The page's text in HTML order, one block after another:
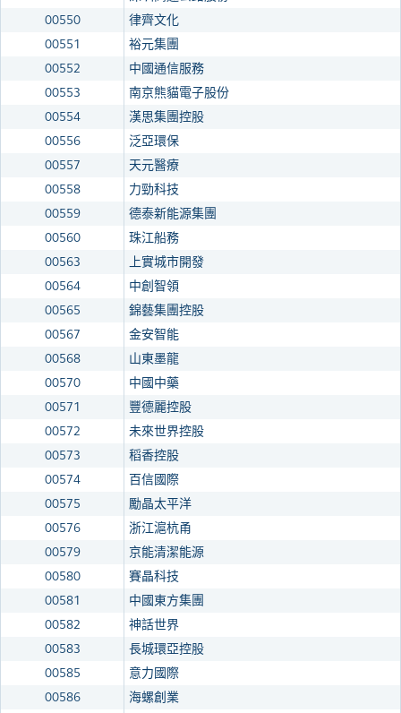
00550
律齊文化
00551
裕元集團
00552
中國通信服務
00553
南京熊貓電子股份
00554
漢思集團控股
00556
泛亞環保
00557
天元醫療
00558
力勁科技
00559
德泰新能源集團
00560
珠江船務
00563
上實城市開發
00564
中創智領
00565
錦藝集團控股
00567
金安智能
00568
山東墨龍
00570
中國中藥
00571
豐德麗控股
00572
未來世界控股
00573
稻香控股
00574
百信國際
00575
勵晶太平洋
00576
浙江滬杭甬
00579
京能清潔能源
00580
賽晶科技
00581
中國東方集團
00582
神話世界
00583
長城環亞控股
00585
意力國際
00586
海螺創業